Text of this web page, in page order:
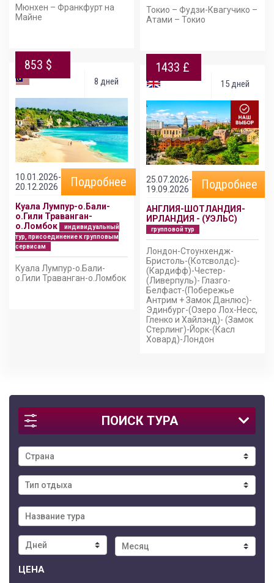
ПОИСК ТУРА
ЦЕНА
Мюнхен – Франкфурт на
Майне
8 дней
853 $
10.01.2026-
20.12.2026
Подробнее
Куала Лумпур-о.Бали-
о.Гили Траванган-
о.Ломбок
индивидуальный
тур, присоединение к групповым
сервисам
Куала Лумпур-о.Бали-
о.Гили Траванган-о.Ломбок
Токио – Фудзи-Квагучико –
Атами – Токио
15 дней
1433 £
25.07.2026-
19.09.2026
Подробнее
АНГЛИЯ-ШОТЛАНДИЯ-
ИРЛАНДИЯ - (УЭЛЬС)
групповой тур
Лондон-Стоунхендж-
Бристоль-(Котсволдс)-
(Кардифф)-Честер-
(Ливерпуль)- Глазго-
Белфаст-(Побережье
Антрим + Замок Данлюс)-
Эдинбург-(Озеро Лох-Несс,
Гленко и Хайлэнд)- (Замок
Стерлинг)-Йорк-(Касл
Ховард)-Лондон